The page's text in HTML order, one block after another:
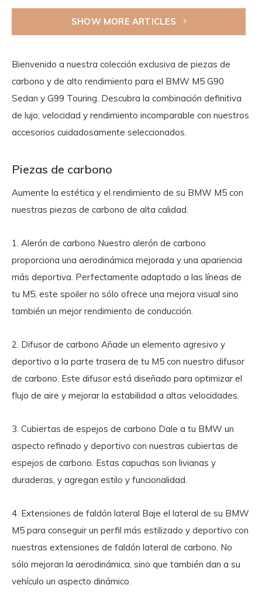
SHOW MORE ARTICLES
Bienvenido a nuestra colección exclusiva de piezas de
carbono y de alto rendimiento para el BMW M5 G90
Sedan y G99 Touring. Descubra la combinación definitiva
de lujo, velocidad y rendimiento incomparable con nuestros
accesorios cuidadosamente seleccionados.
Piezas de carbono
Aumente la estética y el rendimiento de su BMW M5 con
nuestras piezas de carbono de alta calidad.
1. Alerón de carbono Nuestro alerón de carbono
proporciona una aerodinámica mejorada y una apariencia
más deportiva. Perfectamente adaptado a las líneas de
tu M5, este spoiler no sólo ofrece una mejora visual sino
también un mejor rendimiento de conducción.
2. Difusor de carbono Añade un elemento agresivo y
deportivo a la parte trasera de tu M5 con nuestro difusor
de carbono. Este difusor está diseñado para optimizar el
flujo de aire y mejorar la estabilidad a altas velocidades.
3. Cubiertas de espejos de carbono Dale a tu BMW un
aspecto refinado y deportivo con nuestras cubiertas de
espejos de carbono. Estas capuchas son livianas y
duraderas, y agregan estilo y funcionalidad.
4. Extensiones de faldón lateral Baje el lateral de su BMW
M5 para conseguir un perfil más estilizado y deportivo con
nuestras extensiones de faldón lateral de carbono. No
sólo mejoran la aerodinámica, sino que también dan a su
vehículo un aspecto dinámico.